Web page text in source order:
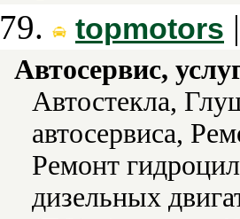
79. topmotors
Автосервис,
Автостекла,
автосервиса,
Ремонт
дизельных